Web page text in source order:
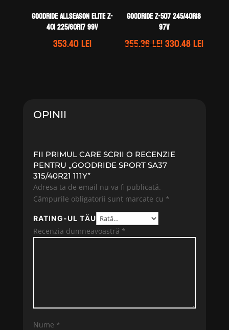
GOODRIDE ALLSEASON ELITE Z-
401 225/60R17 99V
353.40lei
GOODRIDE Z-507 245/40R18
97V
355.36leiPrețul
330.48leiPrețul
OPINII
FII PRIMUL CARE SCRII O RECENZIE
PENTRU „GOODRIDE SPORT SA37
315/40R21 111Y”
Adresa ta de email nu va fi publicată.
Câmpurile obligatorii sunt marcate cu *
RATING-UL TĂU
Recenzia dumneavoastră *
Nume *